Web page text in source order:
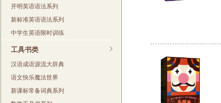
开明英语语法系列
新标准英语语法系列
中学生英语限时训练
工具书类
汉语成语源流大辞典
语文快乐魔法世界
新课标常备词典系列